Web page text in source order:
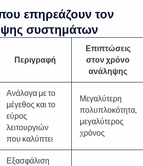
επηρεάζουν τον
συστημάτων
Περιγραφή
Επιπτώσεις
στον χρόνο
ανάληψης
Ανάλογα με το
μέγεθος και το
εύρος
λειτουργιών
που καλύπτει
Μεγαλύτερη
πολυπλοκότητα,
μεγαλύτερος
χρόνος
Εξασφάλιση